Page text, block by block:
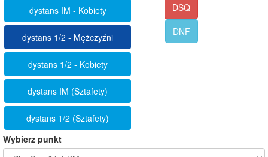
dystans IM - Kobiety
dystans 1/2 - Mężczyźni
dystans 1/2 - Kobiety
dystans IM (Sztafety)
dystans 1/2 (Sztafety)
DSQ
DNF
Wybierz punkt